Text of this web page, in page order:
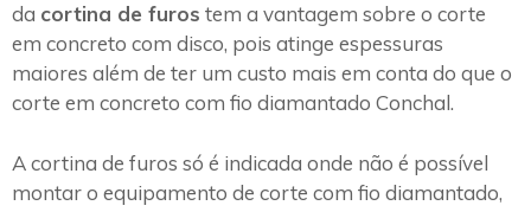
da cortina de furos tem a vantagem sobre o corte
em concreto com disco, pois atinge espessuras
maiores além de ter um custo mais em conta do que o
corte em concreto com fio diamantado Conchal.
A cortina de furos só é indicada onde não é possível
montar o equipamento de corte com fio diamantado,